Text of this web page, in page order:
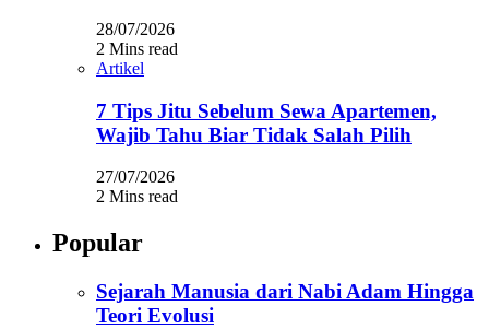
28/07/2026
2 Mins read
Artikel
7 Tips Jitu Sebelum Sewa Apartemen,
Wajib Tahu Biar Tidak Salah Pilih
27/07/2026
2 Mins read
Popular
Sejarah Manusia dari Nabi Adam Hingga
Teori Evolusi